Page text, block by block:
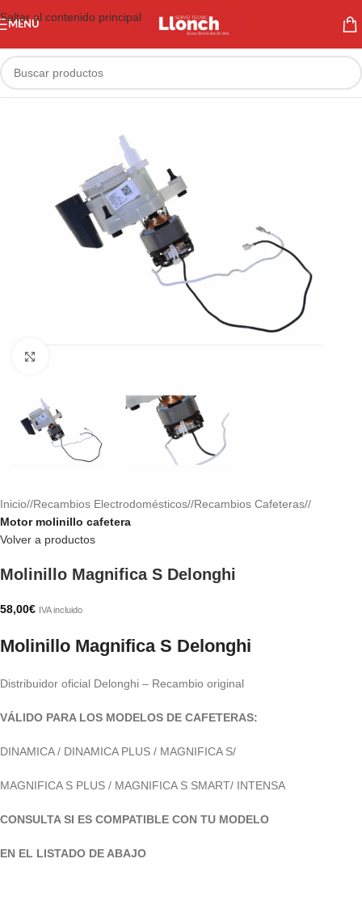
Saltar al contenido principal
MENÚ
Inicio/ Recambios Electrodomésticos/ Recambios Cafeteras/
Motor molinillo cafetera
Volver a productos
Molinillo Magnifica S Delonghi
58,00€ IVA incluido
Molinillo Magnifica S Delonghi
Distribuidor oficial Delonghi – Recambio original
VÁLIDO PARA LOS MODELOS DE CAFETERAS:
DINAMICA / DINAMICA PLUS / MAGNIFICA S/
MAGNIFICA S PLUS / MAGNIFICA S SMART/ INTENSA
CONSULTA SI ES COMPATIBLE CON TU MODELO
EN EL LISTADO DE ABAJO